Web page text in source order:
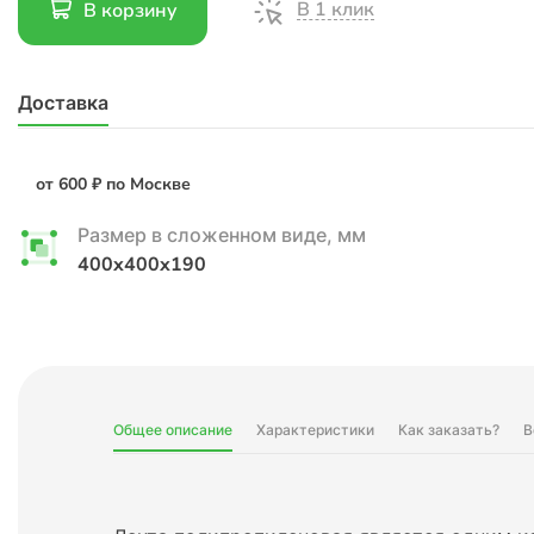
В корзину В 1 клик
Доставка
от 600 ₽ по Москве
Размер в сложенном виде, мм
400x400x190
Общее описание Характеристики Как заказать?